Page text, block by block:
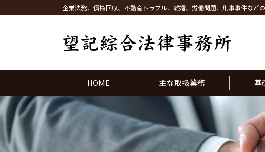
企業法務、債権回収、不動産トラブル、離婚、労働問題、刑事事件など
HOME 主な取扱業務 基